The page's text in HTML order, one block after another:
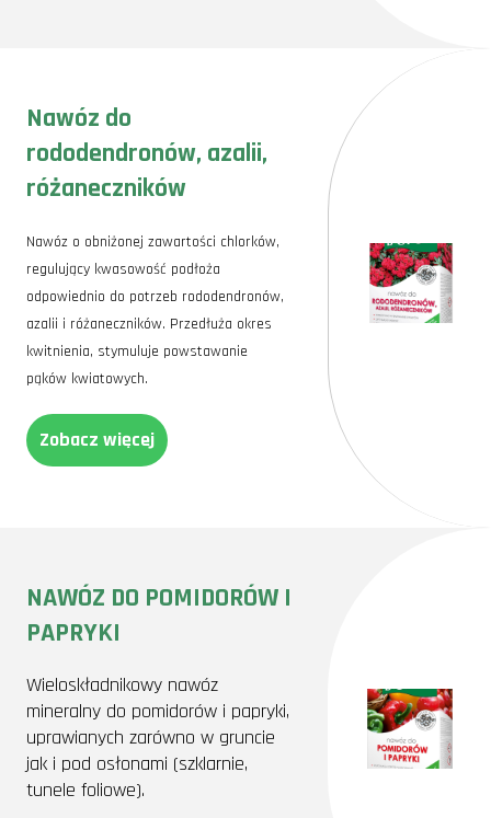
Nawóz do
rododendronów, azalii,
różaneczników
Nawóz o obniżonej zawartości chlorków,
regulujący kwasowość podłoża
odpowiednio do potrzeb rododendronów,
azalii i różaneczników. Przedłuża okres
kwitnienia, stymuluje powstawanie
pąków kwiatowych.
Zobacz więcej
NAWÓZ DO POMIDORÓW I
PAPRYKI
Wieloskładnikowy nawóz
mineralny do pomidorów i papryki,
uprawianych zarówno w gruncie
jak i pod osłonami (szklarnie,
tunele foliowe).